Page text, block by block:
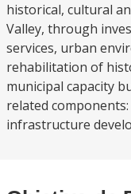
historical, cultural
Valley, through
services, urban
rehabilitation of
municipal capacity
related
infrastructure